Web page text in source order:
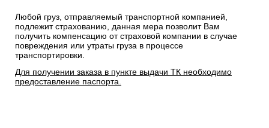
Любой груз, отправляемый транспортной компанией,
подлежит страхованию, данная мера позволит Вам
получить компенсацию от страховой компании в случае
повреждения или утраты груза в процессе
транспортировки.
Для получении заказа в пункте выдачи ТК необходимо
предоставление паспорта.